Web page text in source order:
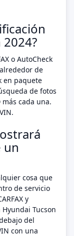
o AutoCheck
de
en paquete
de fotos
más cada una.
un
cosa que
de servicio
y
Tucson
del
con una